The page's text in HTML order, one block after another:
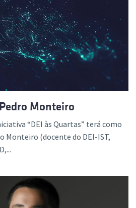
Monteiro
“DEI às Quartas” terá como
Monteiro (docente do DEI-IST,